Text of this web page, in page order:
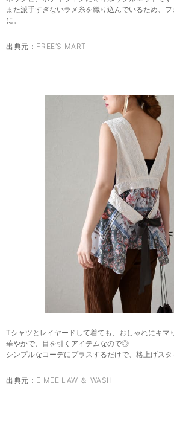
また派手すぎないラメ糸を織り込んでいるため、
に。
出典元： FREE’S MART
Tシャツとレイヤードして着ても、おしゃれにキマ
華やかで、目を引くアイテムなので◎
シンプルなコーデにプラスするだけで、格上げスタ
出典元： EIMEE LAW ＆ WASH